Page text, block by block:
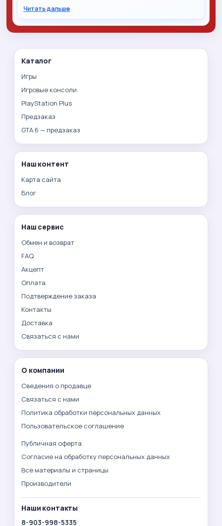
Читать дальше
Каталог
Игры
Игровые консоли
PlayStation Plus
Предзаказ
GTA 6 — предзаказ
Наш контент
Карта сайта
Блог
Наш сервис
Обмен и возврат
FAQ
Акцепт
Оплата
Подтверждение заказа
Контакты
Доставка
Связаться с нами
О компании
Сведения о продавце
Связаться с нами
Политика обработки персональных данных
Пользовательское соглашение
Публичная оферта
Согласие на обработку персональных данных
Все материалы и страницы
Производители
Наши контакты
8-903-998-5335